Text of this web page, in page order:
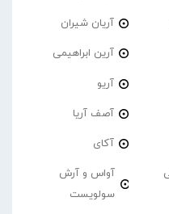
آریان شیران
آرین ابراهیمی
آریو
آصف آریا
آکای
آواس و آرش
سولویست